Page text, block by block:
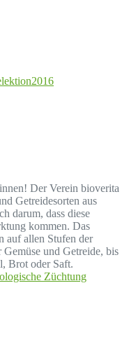
Der Verein bioverita
Getreidesorten aus
darum, dass diese
kommen. Das
auf allen Stufen der
und Getreide, bis
Brot oder Saft.
Züchtung